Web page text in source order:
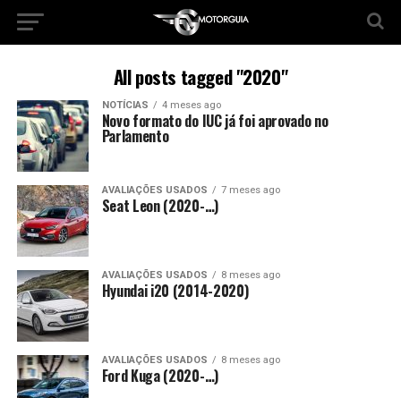
All posts tagged "2020"
NOTÍCIAS 4 meses ago
Novo formato do IUC já foi aprovado no
Parlamento
AVALIAÇÕES USADOS 7 meses ago
Seat Leon (2020-…)
AVALIAÇÕES USADOS 8 meses ago
Hyundai i20 (2014-2020)
AVALIAÇÕES USADOS 8 meses ago
Ford Kuga (2020-…)